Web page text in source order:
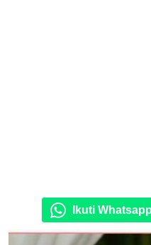
Ikuti